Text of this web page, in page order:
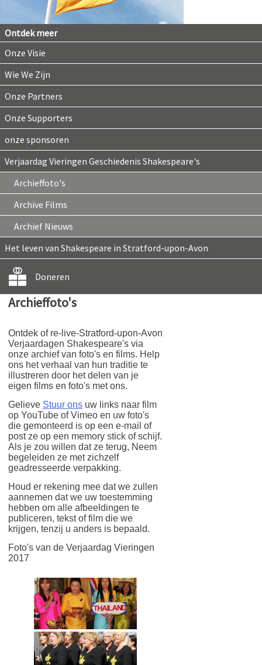
Ontdek meer
Onze Visie
Wie We Zijn
Onze Partners
Onze Supporters
onze sponsoren
Verjaardag Vieringen Geschiedenis Shakespeare's
Archieffoto's
Archive Films
Archief Nieuws
Het leven van Shakespeare in Stratford-upon-Avon
Doneren
Archieffoto's
Ontdek of re-live-Stratford-upon-Avon
Verjaardagen Shakespeare's via
onze archief van foto's en films. Help
ons het verhaal van hun traditie te
illustreren door het delen van je
eigen films en foto's met ons.
Gelieve Stuur ons uw links naar film
op YouTube of Vimeo en uw foto's
die gemonteerd is op een e-mail of
post ze op een memory stick of schijf.
Als je zou willen dat ze terug, Neem
begeleiden ze met zichzelf
geadresseerde verpakking.
Houd er rekening mee dat we zullen
aannemen dat we uw toestemming
hebben om alle afbeeldingen te
publiceren, tekst of film die we
krijgen, tenzij u anders is bepaald.
Foto's van de Verjaardag Vieringen
2017